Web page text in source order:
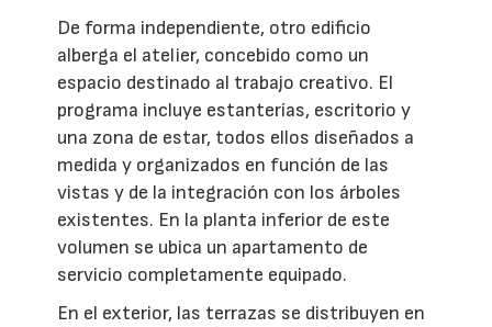
De forma independiente, otro edificio
alberga el atelier, concebido como un
espacio destinado al trabajo creativo. El
programa incluye estanterías, escritorio y
una zona de estar, todos ellos diseñados a
medida y organizados en función de las
vistas y de la integración con los árboles
existentes. En la planta inferior de este
volumen se ubica un apartamento de
servicio completamente equipado.
En el exterior, las terrazas se distribuyen en